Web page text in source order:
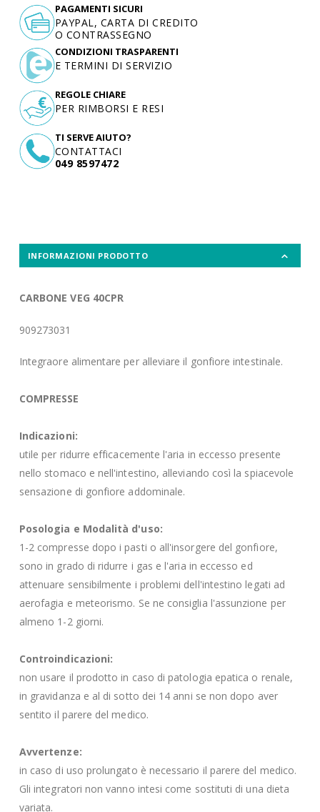
TI SERVE AIUTO?
CONTATTACI
049 8597472
PAGAMENTI SICURI
PAYPAL, CARTA DI CREDITO
O CONTRASSEGNO
CONDIZIONI TRASPARENTI
E TERMINI DI SERVIZIO
REGOLE CHIARE
PER RIMBORSI E RESI
INFORMAZIONI PRODOTTO
CARBONE VEG 40CPR
909273031
Integraore alimentare per alleviare il gonfiore intestinale.
COMPRESSE
Indicazioni:
utile per ridurre efficacemente l'aria in eccesso presente
nello stomaco e nell'intestino, alleviando così la spiacevole
sensazione di gonfiore addominale.
Posologia e Modalità d'uso:
1-2 compresse dopo i pasti o all'insorgere del gonfiore,
sono in grado di ridurre i gas e l'aria in eccesso ed
attenuare sensibilmente i problemi dell'intestino legati ad
aerofagia e meteorismo. Se ne consiglia l'assunzione per
almeno 1-2 giorni.
Controindicazioni:
non usare il prodotto in caso di patologia epatica o renale,
in gravidanza e al di sotto dei 14 anni se non dopo aver
sentito il parere del medico.
Avvertenze:
in caso di uso prolungato è necessario il parere del medico.
Gli integratori non vanno intesi come sostituti di una dieta
variata.